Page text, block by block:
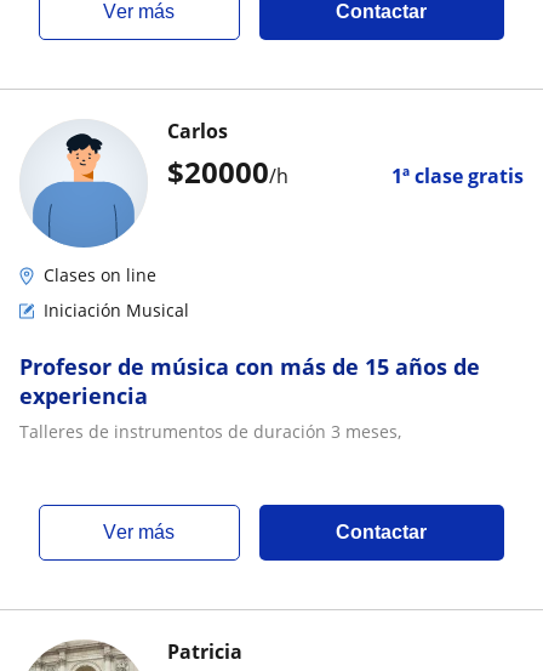
ver más Contactar
$20000/h 1ª clase gratis
Carlos
Clases on line
Iniciación Musical
Profesor de música con más de 15 años de
experiencia
Talleres de instrumentos de duración 3 meses,
ver más Contactar
Patricia